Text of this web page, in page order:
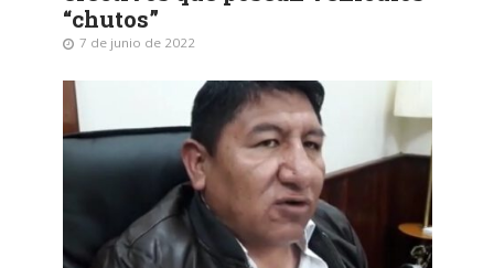
“chutos”
7 de junio de 2022